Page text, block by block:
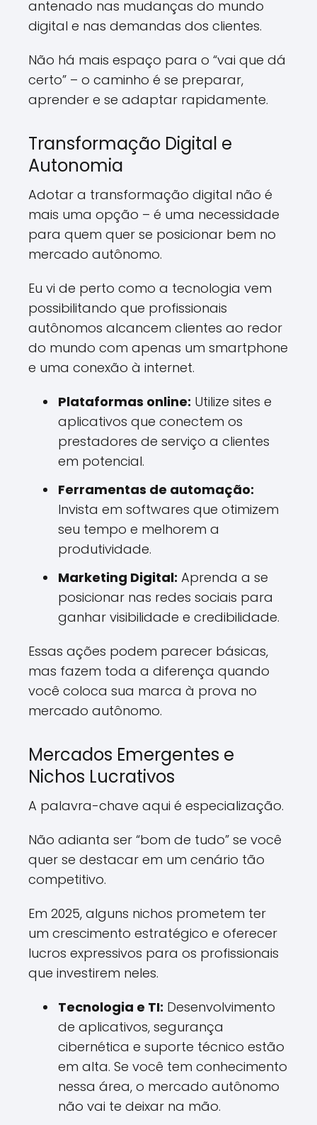
antenado nas mudanças do mundo
digital e nas demandas dos clientes.
Não há mais espaço para o “vai que dá
certo” – o caminho é se preparar,
aprender e se adaptar rapidamente.
Transformação Digital e
Autonomia
Adotar a transformação digital não é
mais uma opção – é uma necessidade
para quem quer se posicionar bem no
mercado autônomo.
Eu vi de perto como a tecnologia vem
possibilitando que profissionais
autônomos alcancem clientes ao redor
do mundo com apenas um smartphone
e uma conexão à internet.
Plataformas online: Utilize sites e
aplicativos que conectem os
prestadores de serviço a clientes
em potencial.
Ferramentas de automação:
Invista em softwares que otimizem
seu tempo e melhorem a
produtividade.
Marketing Digital: Aprenda a se
posicionar nas redes sociais para
ganhar visibilidade e credibilidade.
Essas ações podem parecer básicas,
mas fazem toda a diferença quando
você coloca sua marca à prova no
mercado autônomo.
Mercados Emergentes e
Nichos Lucrativos
A palavra-chave aqui é especialização.
Não adianta ser “bom de tudo” se você
quer se destacar em um cenário tão
competitivo.
Em 2025, alguns nichos prometem ter
um crescimento estratégico e oferecer
lucros expressivos para os profissionais
que investirem neles.
Tecnologia e TI: Desenvolvimento
de aplicativos, segurança
cibernética e suporte técnico estão
em alta. Se você tem conhecimento
nessa área, o mercado autônomo
não vai te deixar na mão.